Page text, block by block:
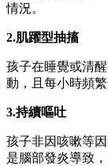
情況。
2.肌躍型抽搐
孩子在睡覺或清
動，且每小時頻
3.持續嘔吐
孩子非因咳嗽等
是腦部發炎導致，